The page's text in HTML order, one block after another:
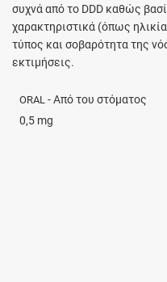
συχνά από το DDD καθώς
χαρακτηριστικά (όπως
τύπος και σοβαρότητα της
εκτιμήσεις.
ORAL - Από του στόματος
0,5 mg